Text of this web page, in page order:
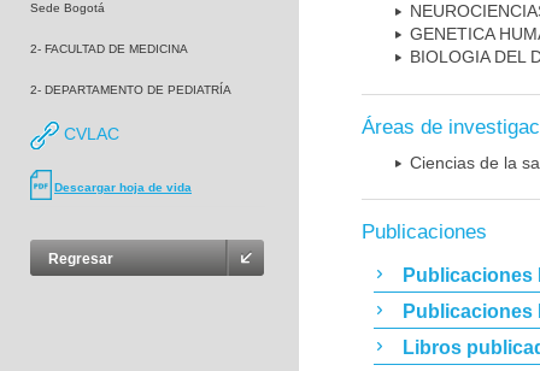
Sede Bogotá
2- FACULTAD DE MEDICINA
2- DEPARTAMENTO DE PEDIATRÍA
CVLAC
Descargar hoja de vida
Regresar
GENETICA
BIOLOGIA DEL
Áreas de
Ciencias de la
Publicaciones
Publicaciones
Publicaciones
Libros